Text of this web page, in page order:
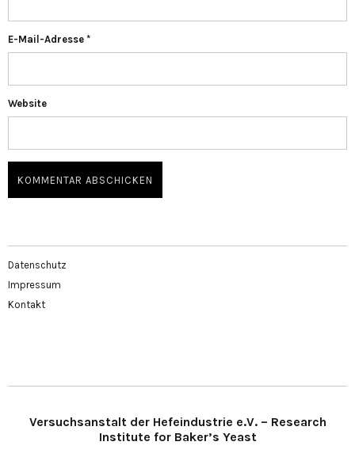
E-Mail-Adresse *
Website
Datenschutz
Impressum
Kontakt
Versuchsanstalt der Hefeindustrie e.V. – Research
Institute for Baker’s Yeast